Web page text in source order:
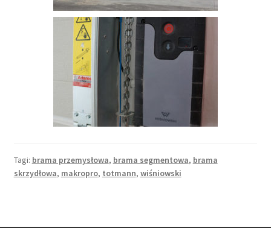
Tagi: brama przemysłowa, brama segmentowa, brama
skrzydłowa, makropro, totmann, wiśniowski